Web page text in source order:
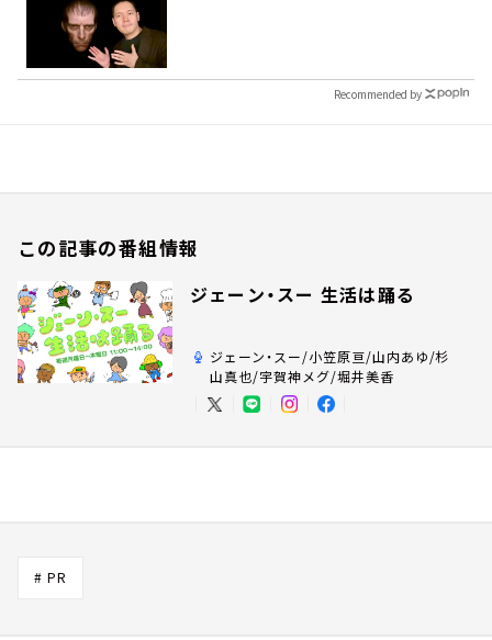
Recommended by
この記事の番組情報
ジェーン・スー 生活は踊る
ジェーン・スー/小笠原亘/山内あゆ/杉
山真也/宇賀神メグ/堀井美香
# PR